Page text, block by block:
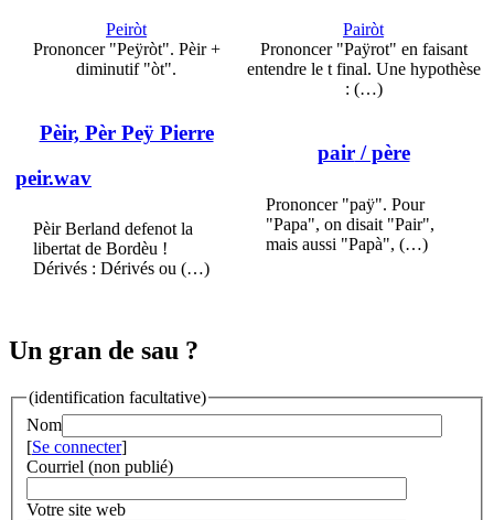
Peiròt
Prononcer "Peÿròt". Pèir +
diminutif "òt".
Pèir, Pèr Peÿ Pierre
peir.wav
Pèir Berland defenot la
libertat de Bordèu !
Dérivés : Dérivés ou (…)
Pairòt
Prononcer "Paÿrot" en faisant
entendre le t final. Une hypothèse
: (…)
pair/ père
Prononcer "paÿ". Pour
"Papa", on disait "Pair",
mais aussi "Papà", (…)
Un gran de sau ?
(identification facultative)
Nom
[Se connecter]
Courriel (non publié)
Votre site web